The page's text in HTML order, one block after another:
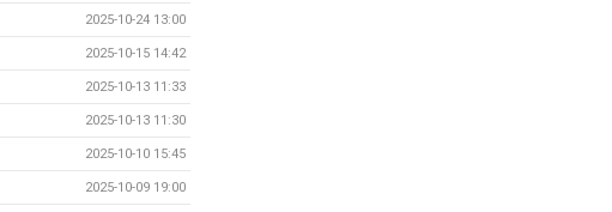
2025-10-24 13:00
2025-10-15 14:42
2025-10-13 11:33
2025-10-13 11:30
2025-10-10 15:45
2025-10-09 19:00